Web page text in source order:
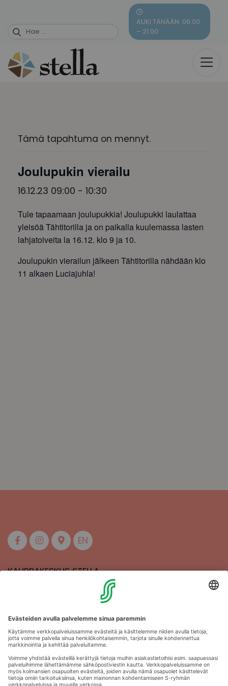
content
AUKI TÄNÄÄN: 06:00
– 21:00
Tämä tapahtuma on mennyt.
Joulupukin vierailu
16.12.23 09:00 - 10:30
Tule tapaamaan joulupukkia! Joulupukki laulattaa
yleisöä Tähtitorilla ja on paikalla kuulemassa lasten
lahjatoiveita la 16.12. klo 9 ja 10.
Joulupukin vierailun jälkeen Tähtitorilla nähdään klo
11 alkaen Luciajuhla!
EN
KAUPPAKESKUS STELLA
Aukioloajat
Anna palautetta
Kartat
Stellan esittely